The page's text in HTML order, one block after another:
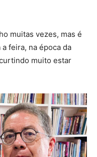
muitas vezes, mas é
feira, na época da
muito estar